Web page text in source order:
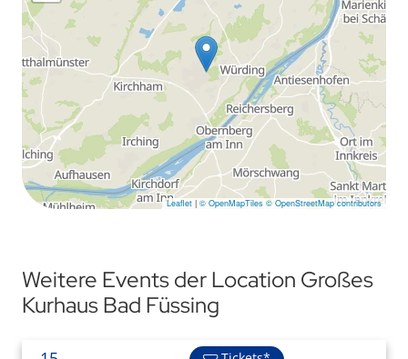
Leaflet | © OpenMapTiles © OpenStreetMap contributors
Weitere Events der Location Großes
Kurhaus Bad Füssing